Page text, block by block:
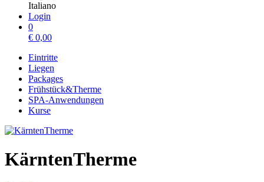
Italiano
Login
0
€ 0,00
Eintritte
Liegen
Packages
Frühstück&Therme
SPA-Anwendungen
Kurse
KärntenTherme